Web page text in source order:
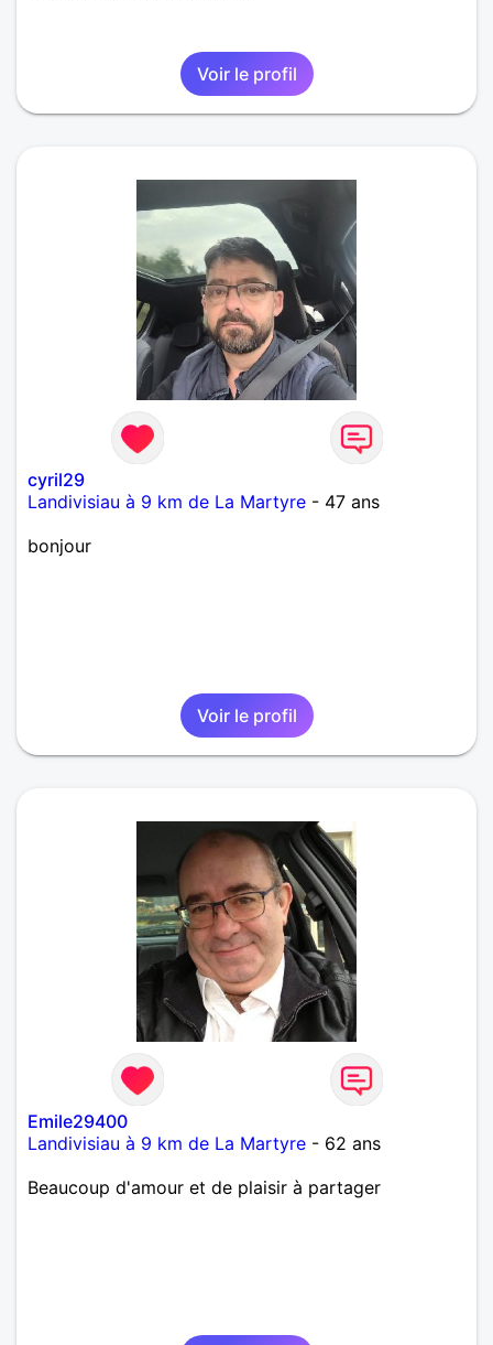
Voir le profil
cyril29
Landivisiau à 9 km de La Martyre - 47 ans
bonjour
Voir le profil
Emile29400
Landivisiau à 9 km de La Martyre - 62 ans
Beaucoup d'amour et de plaisir à partager